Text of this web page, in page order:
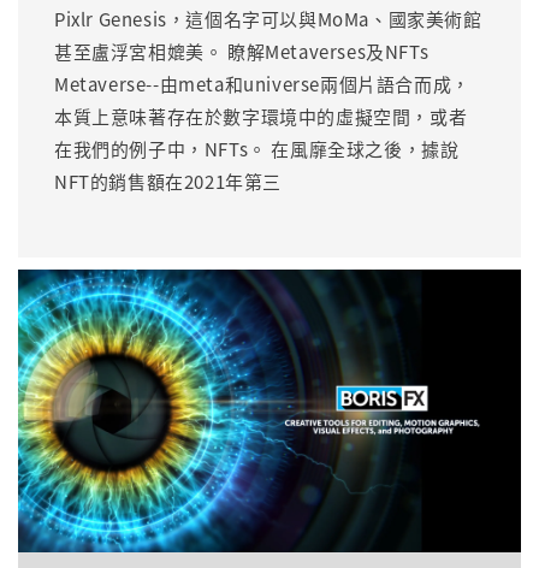
Pixlr Genesis，這個名字可以與MoMa、國家美術館
甚至盧浮宮相媲美。 瞭解Metaverses及NFTs
Metaverse--由meta和universe兩個片語合而成，
本質上意味著存在於數字環境中的虛擬空間，或者
在我們的例子中，NFTs。 在風靡全球之後，據說
NFT的銷售額在2021年第三